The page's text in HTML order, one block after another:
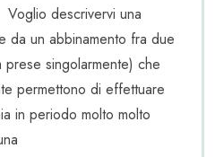
descrivervi una
da un abbinamento fra due
singolarmente) che
permettono di effettuare
in periodo molto molto